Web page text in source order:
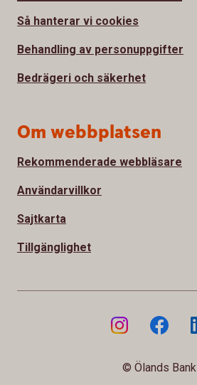
Så hanterar vi cookies
Behandling av personuppgifter
Bedrägeri och säkerhet
Om webbplatsen
Rekommenderade webbläsare
Användarvillkor
Sajtkarta
Tillgänglighet
© Ölands Bank